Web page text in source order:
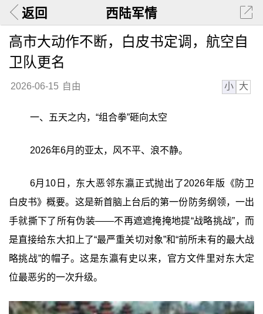
返回 西陆军情
高市大动作不断，白皮书定调，航空自
卫队更名
2026-06-15 自由 小 大
一、五天之内，“组合拳”砸向太空
2026年6月的亚太，风不平、浪不静。
6月10日，东大恶邻东瀛正式抛出了2026年版《防卫
白皮书》概要。这是新首脑上台后的第一份防务纲领，一出
手就撕下了所有伪装——不再遮遮掩掩地提“战略挑战”，而
是直接给东大扣上了“最严重关切对象”和“前所未有的最大战
略挑战”的帽子。这是东瀛有史以来，官方文件里对东大定
位最恶劣的一次升级。